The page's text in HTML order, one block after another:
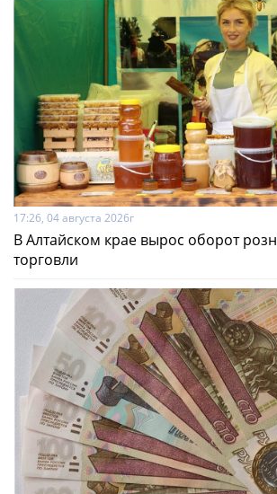
17:26, 04 августа 2026г
В Алтайском крае вырос оборот
торговли